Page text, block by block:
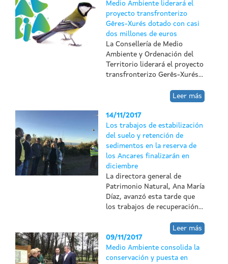
Medio Ambiente liderará el
proyecto transfronterizo
Gêres-Xurés dotado con casi
dos millones de euros
La Consellería de Medio
Ambiente y Ordenación del
Territorio liderará el proyecto
transfronterizo Gerês-Xurés...
Leer más
14/11/2017
Los trabajos de estabilización
del suelo y retención de
sedimentos en la reserva de
los Ancares finalizarán en
diciembre
La directora general de
Patrimonio Natural, Ana María
Díaz, avanzó esta tarde que
los trabajos de recuperación...
Leer más
09/11/2017
Medio Ambiente consolida la
conservación y puesta en